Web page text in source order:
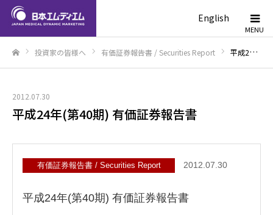
English
投資家の皆様へ 有価証券報告書 / Securities Report 平成24年(第40期) 有価証券報告書
2012.07.30
平成24年(第40期) 有価証券報告書
有価証券報告書 / Securities Report 2012.07.30
平成24年(第40期) 有価証券報告書